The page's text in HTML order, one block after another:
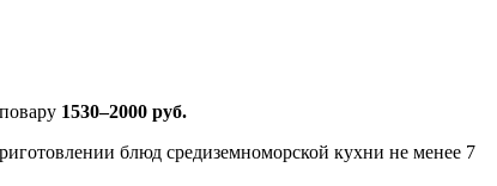
1530–2000 руб.
блюд средиземноморской кухни не менее 7